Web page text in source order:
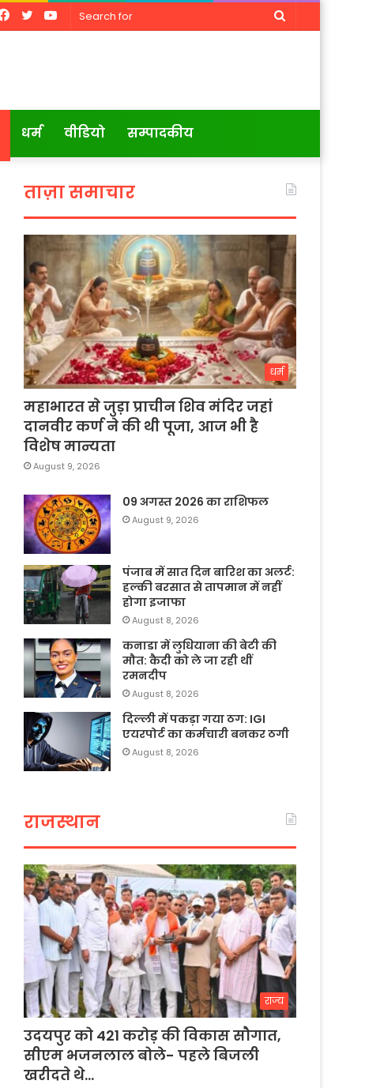
Search
YouTube
Twitter
Facebook
धर्म वीडियो सम्पादकीय
ताज़ा समाचार
धर्म
महाभारत से जुड़ा प्राचीन शिव मंदिर जहां
दानवीर कर्ण ने की थी पूजा, आज भी है
विशेष मान्यता
August 9, 2026
09 अगस्त 2026 का राशिफल
August 9, 2026
पंजाब में सात दिन बारिश का अलर्ट:
हल्की बरसात से तापमान में नहीं
होगा इजाफा
August 8, 2026
कनाडा में लुधियाना की बेटी की
माैत: कैदी को ले जा रही थीं
रमनदीप
August 8, 2026
दिल्ली में पकड़ा गया ठग: IGI
एयरपोर्ट का कर्मचारी बनकर ठगी
August 8, 2026
राजस्थान
राज्य
उदयपुर को 421 करोड़ की विकास सौगात,
सीएम भजनलाल बोले- पहले बिजली
खरीदते थे…